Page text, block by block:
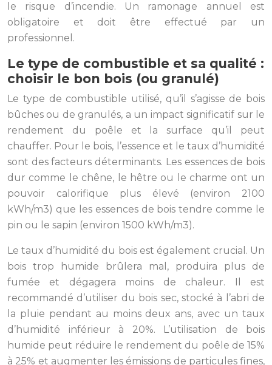
le risque d’incendie. Un ramonage annuel est
obligatoire et doit être effectué par un
professionnel.
Le type de combustible et sa qualité :
choisir le bon bois (ou granulé)
Le type de combustible utilisé, qu’il s’agisse de bois
bûches ou de granulés, a un impact significatif sur le
rendement du poêle et la surface qu’il peut
chauffer. Pour le bois, l’essence et le taux d’humidité
sont des facteurs déterminants. Les essences de bois
dur comme le chêne, le hêtre ou le charme ont un
pouvoir calorifique plus élevé (environ 2100
kWh/m3) que les essences de bois tendre comme le
pin ou le sapin (environ 1500 kWh/m3).
Le taux d’humidité du bois est également crucial. Un
bois trop humide brûlera mal, produira plus de
fumée et dégagera moins de chaleur. Il est
recommandé d’utiliser du bois sec, stocké à l’abri de
la pluie pendant au moins deux ans, avec un taux
d’humidité inférieur à 20%. L’utilisation de bois
humide peut réduire le rendement du poêle de 15%
à 25% et augmenter les émissions de particules fines,